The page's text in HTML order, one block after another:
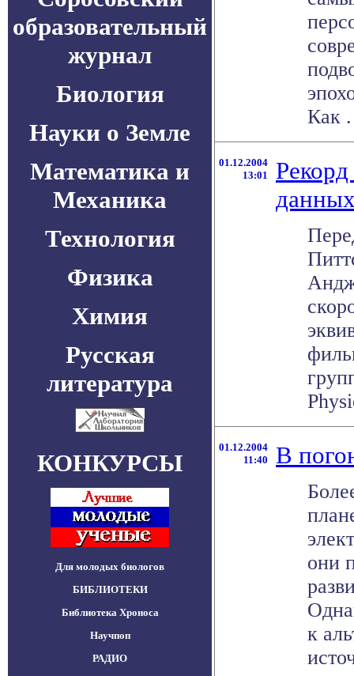
образовательный
журнал
Биология
Науки о Земле
Математика и
Механика
Технология
Физика
Химия
Русская
литература
КОНКУРСЫ
Для молодых биологов
БИБЛИОТЕКИ
Библиотека Хроноса
Научпоп
РАДИО
Как
01.12.2004
13:01
01.12.2004
11:40
В
они
к